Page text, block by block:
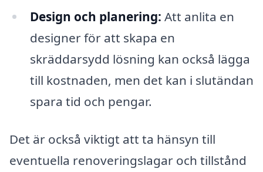
Design och planering: Att anlita en
designer för att skapa en
skräddarsydd lösning kan också lägga
till kostnaden, men det kan i slutändan
spara tid och pengar.
Det är också viktigt att ta hänsyn till
eventuella renoveringslagar och tillstånd